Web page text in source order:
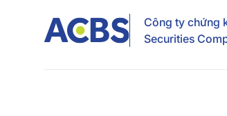
Công ty chứng
Securities